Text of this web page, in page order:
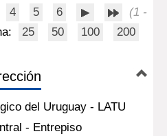
4 5 6
(1 -
25 50 100 200
del Uruguay - LATU
- Entrepiso